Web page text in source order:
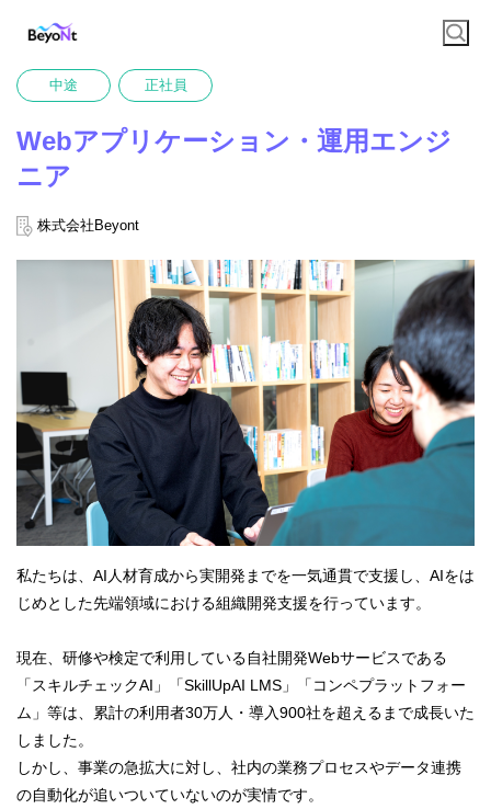
中途 正社員
Webアプリケーション・運用エンジ
ニア
株式会社Beyont
私たちは、AI人材育成から実開発までを一気通貫で支援し、AIをは
じめとした先端領域における組織開発支援を行っています。
現在、研修や検定で利用している自社開発Webサービスである
「スキルチェックAI」「SkillUpAI LMS」「コンペプラットフォー
ム」等は、累計の利用者30万人・導入900社を超えるまで成長いた
しました。
しかし、事業の急拡大に対し、社内の業務プロセスやデータ連携
の自動化が追いついていないのが実情です。